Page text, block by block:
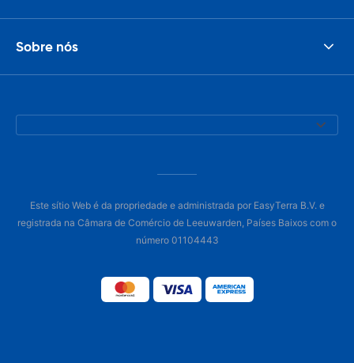
Sobre nós
Este sítio Web é da propriedade e administrada por EasyTerra B.V. e
registrada na Câmara de Comércio de Leeuwarden, Países Baixos com o
número 01104443